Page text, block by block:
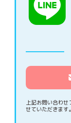
上記お問い合わ
せていただきます。